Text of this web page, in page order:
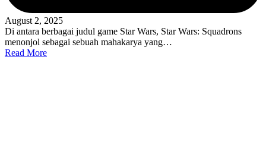
August 2, 2025
Di antara berbagai judul game Star Wars, Star Wars: Squadrons
menonjol sebagai sebuah mahakarya yang…
Read More